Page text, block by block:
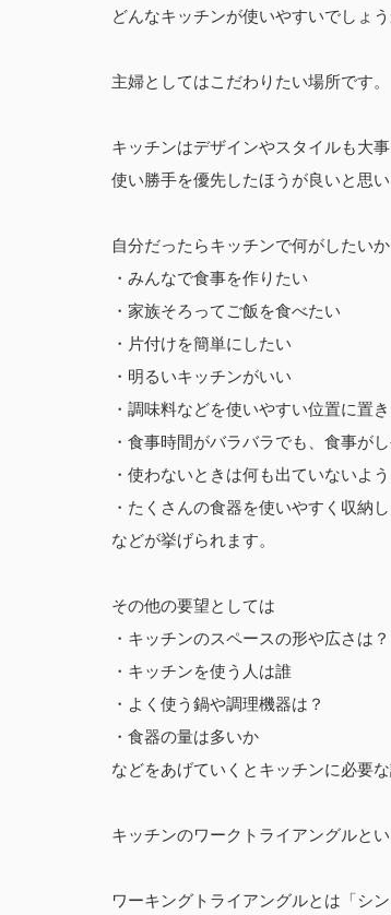
どんなキッチンが使いやすいでしょう
主婦としてはこだわりたい場所です。
キッチンはデザインやスタイルも大
使い勝手を優先したほうが良いと思い
自分だったらキッチンで何がしたいか
・みんなで食事を作りたい
・家族そろってご飯を食べたい
・片付けを簡単にしたい
・明るいキッチンがいい
・調味料などを使いやすい位置に置
・食事時間がバラバラでも、食事が
・使わないときは何も出ていないよ
・たくさんの食器を使いやすく収納
などが挙げられます。
その他の要望としては
・キッチンのスペースの形や広さは？
・キッチンを使う人は誰
・よく使う鍋や調理機器は？
・食器の量は多いか
などをあげていくとキッチンに必要
キッチンのワークトライアングルと
ワーキングトライアングルとは「シ